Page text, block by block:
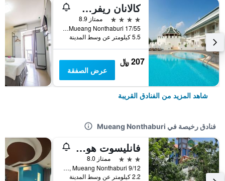
كالانان ريفرسايد ريزورت
4 نجوم
ممتاز 8.9
17/55 Moo 7 Sukhaprachasan 2 Bangpood, Mueang Nonthaburi, تايلاند
5.5 كيلومتر عن وسط المدينة
207 ﷼
عرض الصفقة
شاهد المزيد من الفنادق القريبة
فنادق رخيصة في Mueang Nonthaburi
فانليسوت هوتل نجاموانجوان
3 نجوم
ممتاز 8.0
9/12 M. 2 Ngamwongwan Road, Mueang Nonthaburi, تايلاند
2.2 كيلومتر عن وسط المدينة